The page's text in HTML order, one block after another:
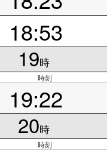
18:53
19時
時刻
19:22
20時
時刻